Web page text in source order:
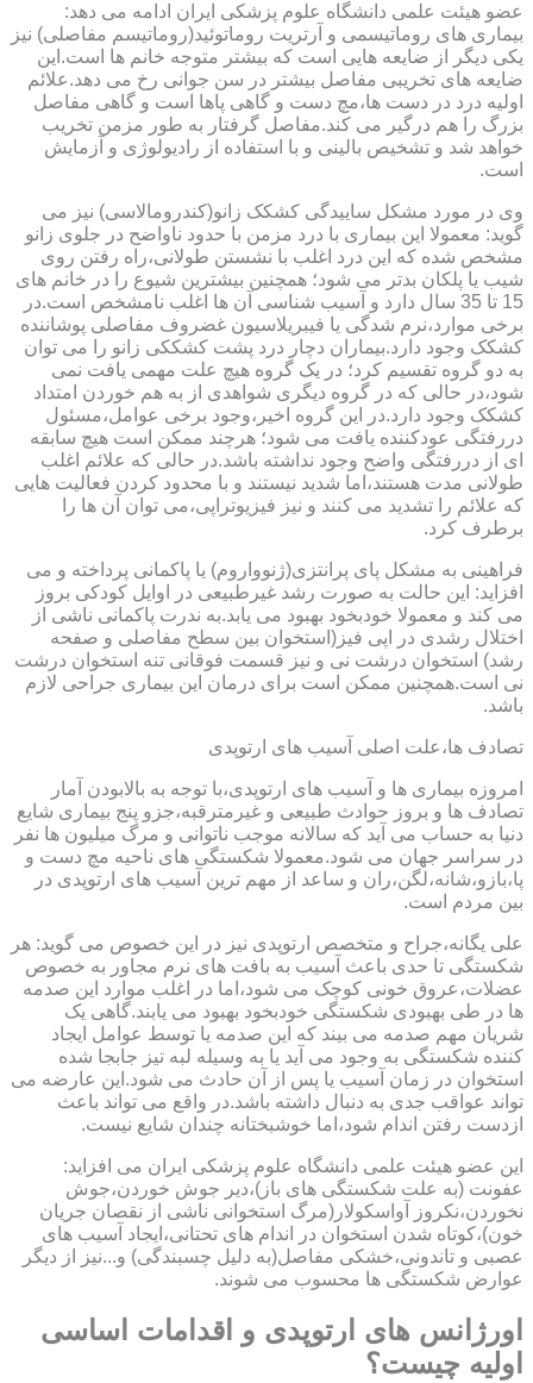
عضو هیئت علمی دانشگاه علوم پزشکی ایران ادامه می دهد:
بیماری های روماتیسمی و آرتریت روماتوئید(روماتیسم مفاصلی) نیز
یکی دیگر از ضایعه هایی است که بیشتر متوجه خانم ها است.این
ضایعه های تخریبی مفاصل بیشتر در سن جوانی رخ می دهد.علائم
اولیه درد در دست ها،مچ دست و گاهی پاها است و گاهی مفاصل
بزرگ را هم درگیر می کند.مفاصل گرفتار به طور مزمن تخریب
خواهد شد و تشخیص بالینی و با استفاده از رادیولوژی و آزمایش
است.
وی در مورد مشکل ساییدگی کشکک زانو(کندرومالاسی) نیز می
گوید: معمولا این بیماری با درد مزمن با حدود ناواضح در جلوی زانو
مشخص شده که این درد اغلب با نشستن طولانی،راه رفتن روی
شیب یا پلکان بدتر می شود؛ همچنین بیشترین شیوع را در خانم های
15 تا 35 سال دارد و آسیب شناسی آن ها اغلب نامشخص است.در
برخی موارد،نرم شدگی یا فیبریلاسیون غضروف مفاصلی پوشاننده
کشکک وجود دارد.بیماران دچار درد پشت کشککی زانو را می توان
به دو گروه تقسیم کرد؛ در یک گروه هیچ علت مهمی یافت نمی
شود،در حالی که در گروه دیگری شواهدی از به هم خوردن امتداد
کشکک وجود دارد.در این گروه اخیر،وجود برخی عوامل،مسئول
دررفتگی عودکننده یافت می شود؛ هرچند ممکن است هیچ سابقه
ای از دررفتگی واضح وجود نداشته باشد.در حالی که علائم اغلب
طولانی مدت هستند،اما شدید نیستند و با محدود کردن فعالیت هایی
که علائم را تشدید می کنند و نیز فیزیوتراپی،می توان آن ها را
برطرف کرد.
فراهینی به مشکل پای پرانتزی(ژنوواروم) یا پاکمانی پرداخته و می
افزاید: این حالت به صورت رشد غیرطبیعی در اوایل کودکی بروز
می کند و معمولا خودبخود بهبود می یابد.به ندرت پاکمانی ناشی از
اختلال رشدی در اپی فیز(استخوان بین سطح مفاصلی و صفحه
رشد) استخوان درشت نی و نیز قسمت فوقانی تنه استخوان درشت
نی است.همچنین ممکن است برای درمان این بیماری جراحی لازم
باشد.
تصادف ها،علت اصلی آسیب های ارتوپدی
امروزه بیماری ها و آسیب های ارتوپدی،با توجه به بالابودن آمار
تصادف ها و بروز حوادث طبیعی و غیرمترقبه،جزو پنج بیماری شایع
دنیا به حساب می آید که سالانه موجب ناتوانی و مرگ میلیون ها نفر
در سراسر جهان می شود.معمولا شکستگی های ناحیه مچ دست و
پا،بازو،شانه،لگن،ران و ساعد از مهم ترین آسیب های ارتوپدی در
بین مردم است.
علی یگانه،جراح و متخصص ارتوپدی نیز در این خصوص می گوید: هر
شکستگی تا حدی باعث آسیب به بافت های نرم مجاور به خصوص
عضلات،عروق خونی کوچک می شود،اما در اغلب موارد این صدمه
ها در طی بهبودی شکستگی خودبخود بهبود می یابند.گاهی یک
شریان مهم صدمه می بیند که این صدمه یا توسط عوامل ایجاد
کننده شکستگی به وجود می آید یا به وسیله لبه تیز جابجا شده
استخوان در زمان آسیب یا پس از آن حادث می شود.این عارضه می
تواند عواقب جدی به دنبال داشته باشد.در واقع می تواند باعث
ازدست رفتن اندام شود،اما خوشبختانه چندان شایع نیست.
این عضو هیئت علمی دانشگاه علوم پزشکی ایران می افزاید:
عفونت (به علت شکستگی های باز)،دیر جوش خوردن،جوش
نخوردن،نکروز آواسکولار(مرگ استخوانی ناشی از نقصان جریان
خون)،کوتاه شدن استخوان در اندام های تحتانی،ایجاد آسیب های
عصبی و تاندونی،خشکی مفاصل(به دلیل چسبندگی) و...نیز از دیگر
عوارض شکستگی ها محسوب می شوند.
اورژانس های ارتوپدی و اقدامات اساسی
اولیه چیست؟